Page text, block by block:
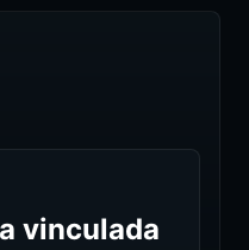
vinculada